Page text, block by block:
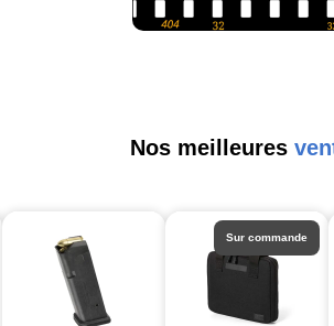
Nos meilleures
Sur commande